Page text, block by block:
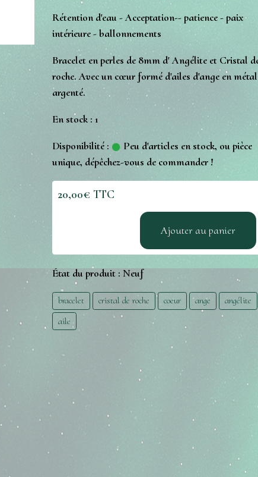
Rétention d'eau - Acceptation-- patience - paix
intérieure - ballonnements
Bracelet en perles de 8mm d' Angélite et Cristal
roche. Avec un cœur formé d'ailes d'ange en métal
argenté.
En stock : 1
Disponibilité :
Peu d'articles en stock, ou pièce
unique, dépêchez-vous de commander !
20,00€ TTC
Ajouter au panier
État du produit :Neuf
bracelet cristal de roche coeur ange
angélite
aile